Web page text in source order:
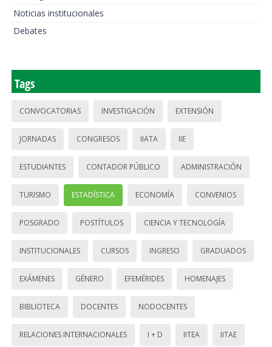
Noticias institucionales
Debates
Tags
CONVOCATORIAS INVESTIGACIÓN EXTENSIÓN
JORNADAS CONGRESOS IIATA IIE
ESTUDIANTES CONTADOR PÚBLICO ADMINISTRACIÓN
TURISMO ESTADÍSTICA ECONOMÍA CONVENIOS
POSGRADO POSTÍTULOS CIENCIA Y TECNOLOGÍA
INSTITUCIONALES CURSOS INGRESO GRADUADOS
EXÁMENES GÉNERO EFEMÉRIDES HOMENAJES
BIBLIOTECA DOCENTES NODOCENTES
RELACIONES INTERNACIONALES I + D IITEA IITAE